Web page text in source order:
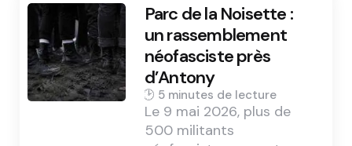
Parc de la Noisette :
un rassemblement
néofasciste près
d’Antony
5 min
Le 9 mai 2026, plus de
500 militants